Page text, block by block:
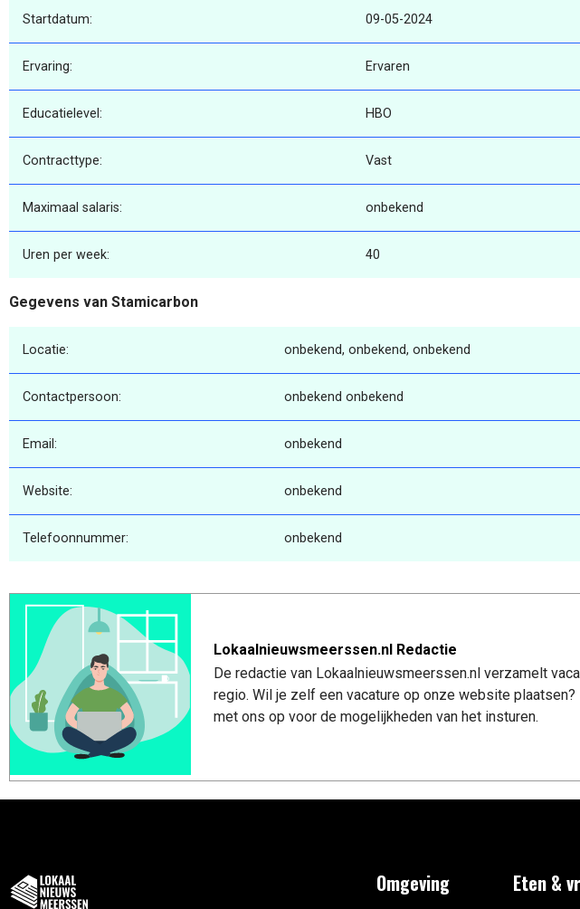
Startdatum: 09-05-2024
Ervaring: Ervaren
Educatielevel: HBO
Contracttype: Vast
Maximaal salaris: onbekend
Uren per week: 40
Gegevens van Stamicarbon
Locatie: onbekend, onbekend, onbekend
Contactpersoon: onbekend onbekend
Email: onbekend
Website: onbekend
Telefoonnummer: onbekend
Lokaalnieuwsmeerssen.nl Redactie
De redactie van Lokaalnieuwsmeerssen.nl verzamelt
regio. Wil je zelf een vacature op onze website plaatsen?
met ons op voor de mogelijkheden van het insturen.
Omgeving Eten &